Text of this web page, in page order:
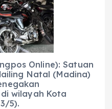
Online): Satuan
Natal (Madina)
di wilayah Kota
5).